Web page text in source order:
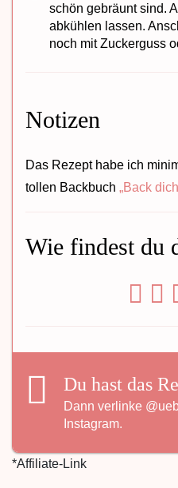
schön gebräunt sind.
abkühlen lassen.
noch mit Zuckerguss
Notizen
Das Rezept habe ich
tollen Backbuch „Back
Wie findest du
Du hast das
Dann verlinke
Instagram.
*Affiliate-Link